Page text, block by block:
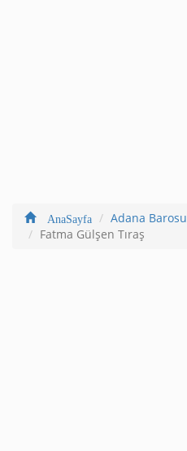
AnaSayfa Adana Barosu
Fatma Gülşen Tıraş